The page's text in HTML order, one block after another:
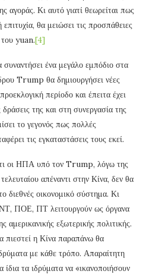
αγοράς. Κι αυτό γιατί θεωρείται πως
θα μειώσει τις προσπάθειες
του yuan.[4]
συναντήσει ένα μεγάλο εμπόδιο στα
Trump θα δημιουργήσει νέες
περίοδο και έπειτα έχει
της και στη συνεργασία της
το γεγονός πως πολλές
τις εγκαταστάσεις τους εκεί.
οι ΗΠΑ υπό τον Trump, λόγω της
απέναντι στην Κίνα, δεν θα
διεθνές οικονομικό σύστημα. Κι
ΔΝΤ, ΠΟΕ, ΠΤ λειτουργούν ως όργανα
αμερικανικής εξωτερικής πολιτικής.
πιεστεί η Κίνα παραπάνω θα
με κάθε τρόπο. Απαραίτητη
τα ιδρύματα να «ικανοποιήσουν